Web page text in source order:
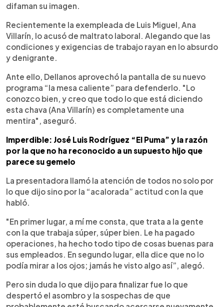
difaman su imagen.
Recientemente la exempleada de Luis Miguel, Ana
Villarín, lo acusó de maltrato laboral. Alegando que las
condiciones y exigencias de trabajo rayan en lo absurdo
y denigrante.
Ante ello, Dellanos aprovechó la pantalla de su nuevo
programa “la mesa caliente” para defenderlo. "Lo
conozco bien, y creo que todo lo que está diciendo
esta chava (Ana Villarín) es completamente una
mentira", aseguró.
Imperdible: José Luis Rodríguez “El Puma” y la razón
por la que no ha reconocido a un supuesto hijo que
parece su gemelo
La presentadora llamó la atención de todos no solo por
lo que dijo sino por la “acalorada” actitud con la que
habló.
"En primer lugar, a mí me consta, que trata a la gente
con la que trabaja súper, súper bien. Le ha pagado
operaciones, ha hecho todo tipo de cosas buenas para
sus empleados. En segundo lugar, ella dice que no lo
podía mirar a los ojos; jamás he visto algo así”, alegó.
Pero sin duda lo que dijo para finalizar fue lo que
despertó el asombro y la sospechas de que